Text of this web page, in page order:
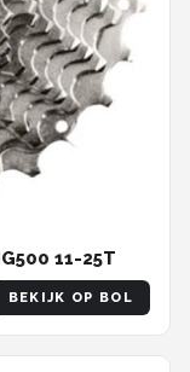
11-25T
BEKIJK OP BOL